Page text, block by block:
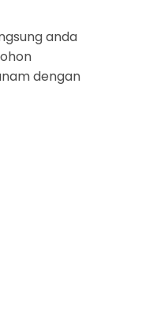
anda
dengan